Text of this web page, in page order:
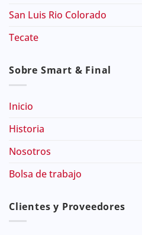
San Luis Rio Colorado
Tecate
Sobre Smart & Final
Inicio
Historia
Nosotros
Bolsa de trabajo
Clientes y Proveedores